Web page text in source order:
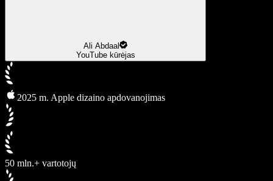
Ali Abdaal
YouTube kūrėjas
2025 m. Apple dizaino apdovanojimas
50 mln.+ vartotojų